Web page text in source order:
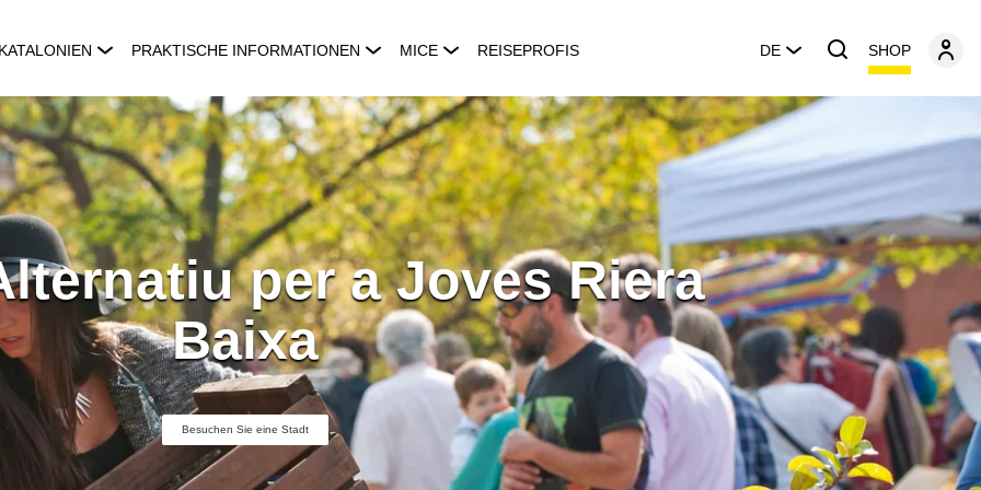
PRAKTISCHE INFORMATIONEN MICE REISEPROFIS DE SHOP
per a Joves Riera
Baixa
Besuchen Sie eine Stadt